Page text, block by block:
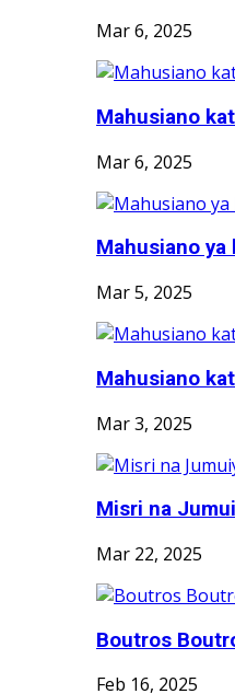
Mar 6, 2025
Mahusiano
Mar 6, 2025
Mahusiano
Mar 5, 2025
Mahusiano
Mar 3, 2025
Misri na
Mar 22, 2025
Boutros
Feb 16, 2025